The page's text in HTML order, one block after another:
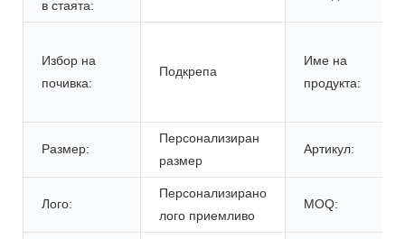
в стаята:
Избор на
почивка:
Подкрепа
Име на
продукта:
Размер:
Персонализиран
размер
Артикул:
Лого:
Персонализирано
лого приемливо
MOQ: